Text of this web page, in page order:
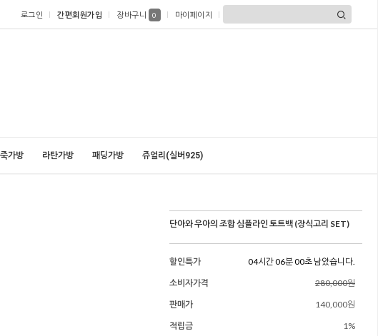
로그인 간편회원가입 장바구니 0 마이페이지
가방 라탄가방 패딩가방 쥬얼리(실버925)
단아와 우아의 조합 심플라인 토트백 (장식고리 SET)
할인특가
04시간 05분 58초 남았습니다.
소비자가격
280,000원
판매가
140,000원
적립금
1%